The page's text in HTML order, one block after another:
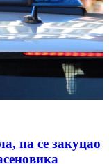
па се закуцао